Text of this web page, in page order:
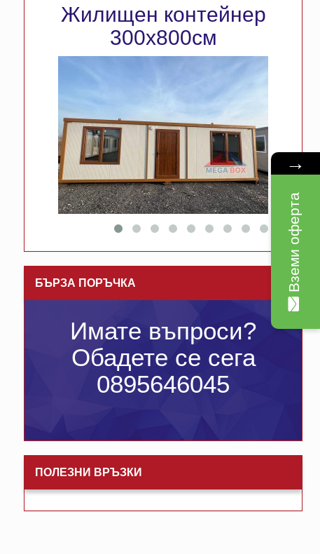
Жилищен контейнер
300х800см
БЪРЗА ПОРЪЧКА
Имате въпроси?
Обадете се сега
0895646045
ПОЛЕЗНИ ВРЪЗКИ
→
Вземи оферта